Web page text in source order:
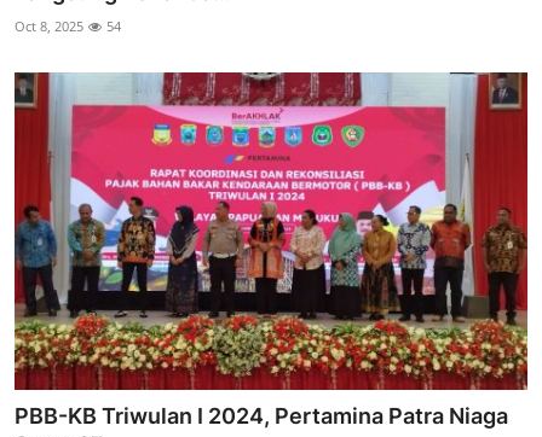
Oct 8, 2025 54
PBB-KB Triwulan I 2024, Pertamina Patra Niaga